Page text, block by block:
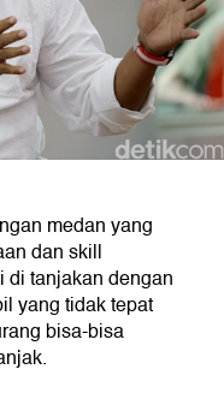
medan yang
dan skill
di tanjakan dengan
yang tidak tepat
bisa-bisa